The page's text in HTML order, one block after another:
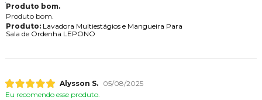
Produto bom.
Produto bom.
Produto:Lavadora Multiestágios e Mangueira Para
Sala de Ordenha LEPONO
Alysson S.
05/08/2025
Eu recomendo esse produto.